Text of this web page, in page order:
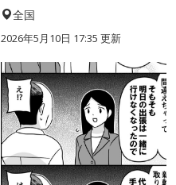
全国
2026年5月10日 17:35 更新